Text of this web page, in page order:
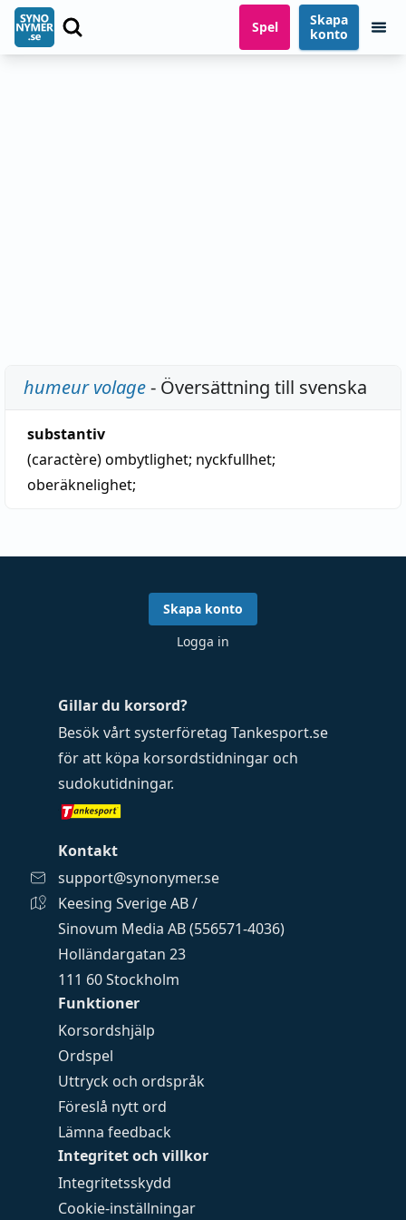
Spel
Skapa
konto
humeur volage- Översättning till svenska
substantiv
(caractère)ombytlighet; nyckfullhet;
oberäknelighet;
Funktioner
Korsordshjälp
Ordspel
Uttryck och ordspråk
Föreslå nytt ord
Lämna feedback
Integritet och villkor
Integritetsskydd
Cookie-inställningar
Gillar du korsord?
Besök vårt systerföretag Tankesport.se
för att köpa korsordstidningar och
sudokutidningar.
Kontakt
support@synonymer.se
Keesing Sverige AB /
Sinovum Media AB (556571-4036)
Holländargatan 23
111 60 Stockholm
Skapa konto
Logga in